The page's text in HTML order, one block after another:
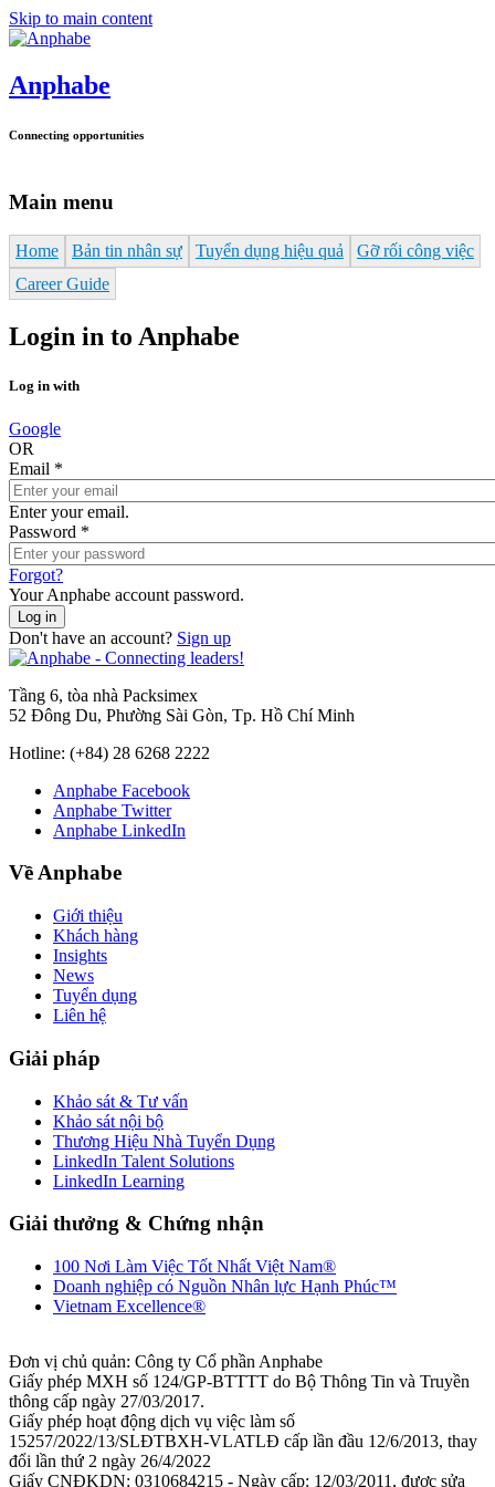
Skip to main content
Anphabe
Connecting opportunities
Main menu
Home Bản tin nhân sự Tuyển dụng hiệu quả
Gỡ rối công việc
Career Guide
Login in to Anphabe
Log in with
Google
OR
Email *
Enter your email.
Password *
Forgot?
Your Anphabe account password.
Don't have an account? Sign up
Tầng 6, tòa nhà Packsimex
52 Đông Du, Phường Sài Gòn, Tp. Hồ Chí Minh
Hotline: (+84) 28 6268 2222
Anphabe Facebook
Anphabe Twitter
Anphabe LinkedIn
Về Anphabe
Giới thiệu
Khách hàng
Insights
News
Tuyển dụng
Liên hệ
Giải pháp
Khảo sát & Tư vấn
Khảo sát nội bộ
Thương Hiệu Nhà Tuyển Dụng
LinkedIn Talent Solutions
LinkedIn Learning
Giải thưởng & Chứng nhận
100 Nơi Làm Việc Tốt Nhất Việt Nam®
Doanh nghiệp có Nguồn Nhân lực Hạnh Phúc™
Vietnam Excellence®
Đơn vị chủ quản: Công ty Cổ phần Anphabe
Giấy phép MXH số 124/GP-BTTTT do Bộ Thông Tin và Truyền
thông cấp ngày 27/03/2017.
Giấy phép hoạt động dịch vụ việc làm số
15257/2022/13/SLĐTBXH-VLATLĐ cấp lần đầu 12/6/2013, thay
đổi lần thứ 2 ngày 26/4/2022
Giấy CNĐKDN: 0310684215 - Ngày cấp: 12/03/2011, được sửa